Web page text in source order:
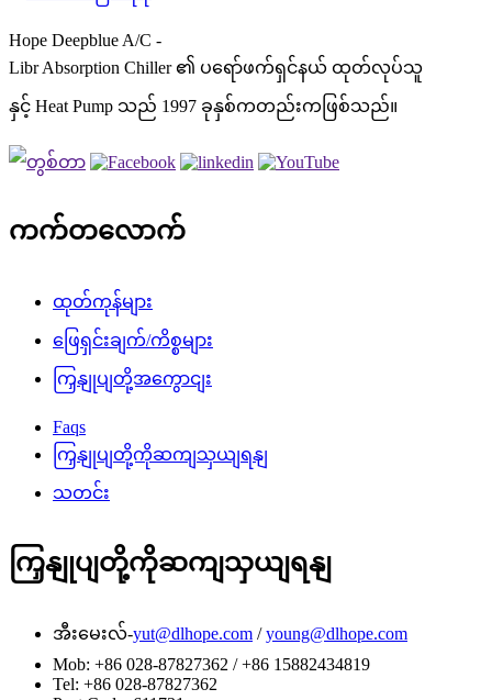
Hope Deepblue A/C -
Libr Absorption Chiller ၏ ပရော်ဖက်ရှင်နယ် ထုတ်လုပ်သူ
နှင့် Heat Pump သည် 1997 ခုနှစ်ကတည်းကဖြစ်သည်။
ကက်တလောက်
ထုတ်ကုန်များ
ဖြေရှင်းချက်/ကိစ္စများ
ကြှနျုပျတို့အကွောငျး
Faqs
ကြှနျုပျတို့ကိုဆကျသှယျရနျ
သတင်း
ကြှနျုပျတို့ကိုဆကျသှယျရနျ
အီးမေးလ်-yut@dlhope.com /young@dlhope.com
Mob: +86 028-87827362 / +86 15882434819
Tel: +86 028-87827362